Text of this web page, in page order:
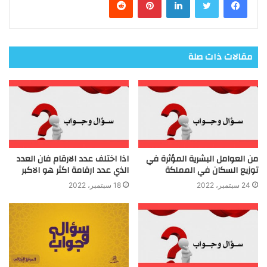
مقالات ذات صلة
من العوامل البشرية المؤثرة في
توزيع السكان في المملكة
24 سبتمبر، 2022
اذا اختلف عدد الارقام فان العدد
الذي عدد ارقامة اكثر هو الاكبر
18 سبتمبر، 2022